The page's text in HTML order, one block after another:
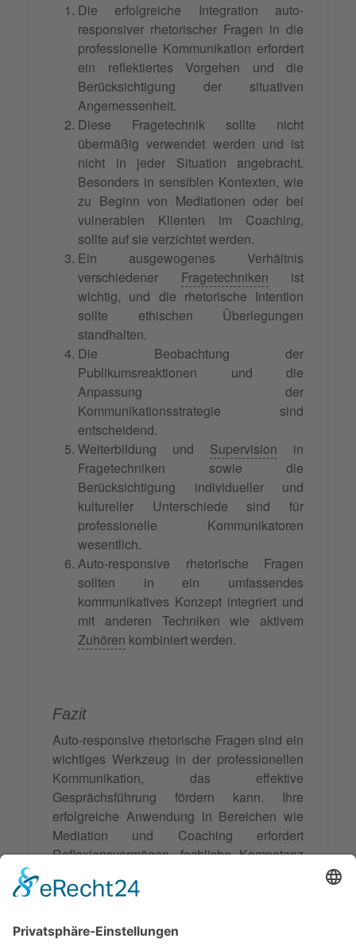
Die erfolgreiche Integration auto-
responsiver rhetorischer Fragen in die
professionelle Kommunikation erfordert
ein reflektiertes Vorgehen und die
Berücksichtigung der situativen
Angemessenheit.
Diese Fragetechnik sollte nicht
übermäßig verwendet werden und ist
nicht in jeder Situation angebracht.
Besonders in sensiblen Kontexten, wie
zu Beginn von Mediationen oder bei
vulnerablen Klienten im Coaching,
sollte auf sie verzichtet werden.
Ein ausgewogenes Verhältnis
verschiedener Fragetechniken ist
wichtig, und die rhetorische Intention
sollte ethischen Überlegungen
standhalten.
Die Beobachtung der
Publikumsreaktionen und die
Anpassung der
Kommunikationsstrategie sind
entscheidend.
Weiterbildung und Supervision in
Fragetechniken sowie die
Berücksichtigung individueller und
kultureller Unterschiede sind für
professionelle Kommunikatoren
wesentlich.
Auto-responsive rhetorische Fragen
sollten in ein umfassendes
kommunikatives Konzept integriert und
mit anderen Techniken wie aktivem
Zuhören kombiniert werden.
Fazit
Auto-responsive rhetorische Fragen sind ein
wichtiges Werkzeug in der professionellen
Kommunikation, das effektive
Gesprächsführung fördern kann. Ihre
erfolgreiche Anwendung in Bereichen wie
Mediation und Coaching erfordert
Reflexionsvermögen, fachlicheKompetenz
Nutzung dieser Technik zusammen mit
die Qualität professioneller Gespräche